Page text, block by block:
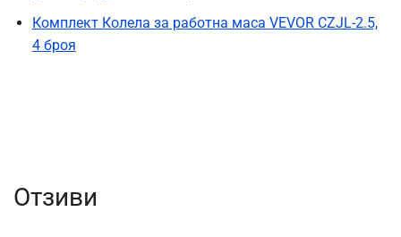
Комплект Колела за работна маса VEVOR CZJL-2.5,
4 броя
Отзиви